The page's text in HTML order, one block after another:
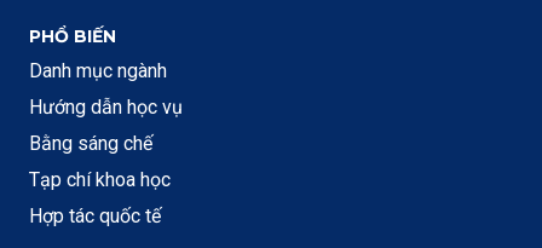
PHỔ BIẾN
Danh mục ngành
Hướng dẫn học vụ
Bằng sáng chế
Tạp chí khoa học
Hợp tác quốc tế